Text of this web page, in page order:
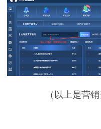
（以上是营